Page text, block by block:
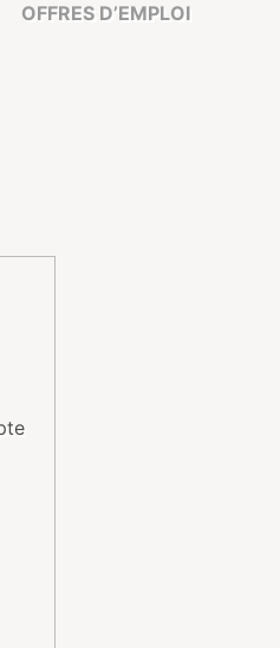
OFFRES D’EMPLOI